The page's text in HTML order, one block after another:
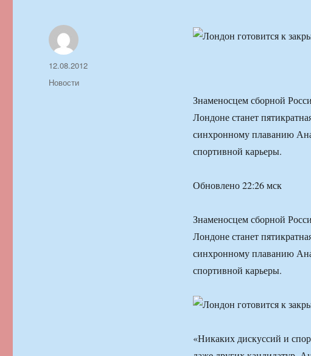
Знаменосцем сборной
Лондоне станет
синхронному плаванию
спортивной карьеры.
Обновлено 22:26 мск
Знаменосцем сборной
Лондоне станет
синхронному плаванию
спортивной карьеры.
«Никаких дискуссий и
Автор
Опубликовано
12.08.2012
Рубрики
Новости